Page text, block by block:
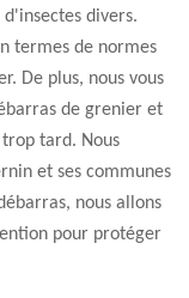
divers.
termes de normes
De plus, nous vous
de grenier et
tard. Nous
et ses communes
nous allons
pour protéger